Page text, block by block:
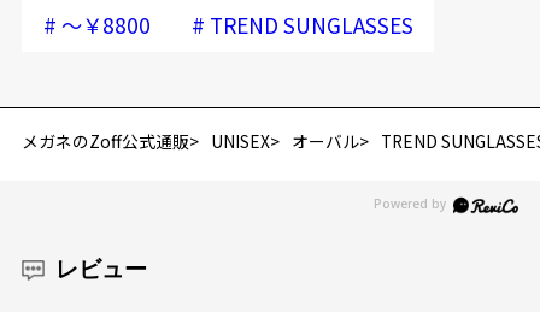
# ～￥8800 # TREND SUNGLASSES
メガネのZoff公式通販 UNISEX オーバル TREND
レビュー